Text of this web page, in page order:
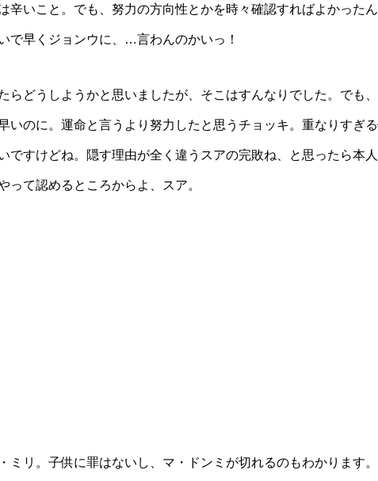
辛いこと。でも、努力の方向性とかを時々確認すればよかった
で早くジョンウに、…言わんのかいっ！
らどうしようかと思いましたが、そこはすんなりでした。でも
いのに。運命と言うより努力したと思うチョッキ。重なりすぎる
ですけどね。隠す理由が全く違うスアの完敗ね、と思ったら本
って認めるところからよ、スア。
ミリ。子供に罪はないし、マ・ドンミが切れるのもわかります